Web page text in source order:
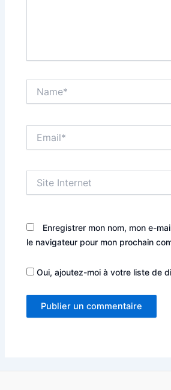
Internet
Enregistrer mon nom, mon e-
le navigateur pour mon prochain
Oui, ajoutez-moi à votre liste de